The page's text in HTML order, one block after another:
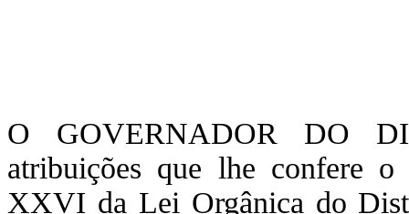
O GOVERNADOR DO
atribuições que lhe confere
XXVI da Lei Orgânica do